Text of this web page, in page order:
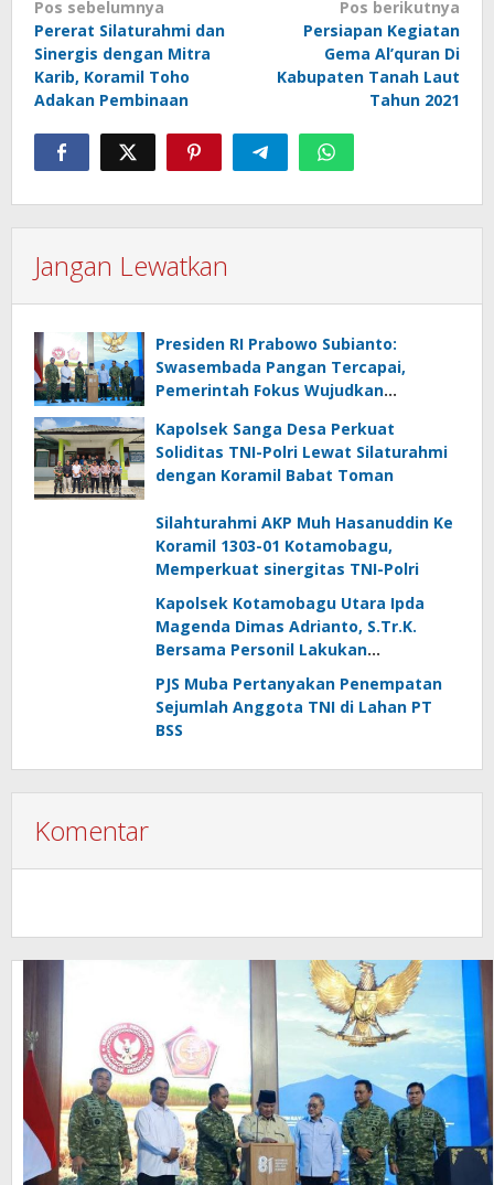
Navigasi
pos
Pos sebelumnya
Pererat Silaturahmi dan
Sinergis dengan Mitra
Karib, Koramil Toho
Adakan Pembinaan
Pos berikutnya
Persiapan Kegiatan
Gema Al’quran Di
Kabupaten Tanah Laut
Tahun 2021
Jangan Lewatkan
Presiden RI Prabowo Subianto:
Swasembada Pangan Tercapai,
Pemerintah Fokus Wujudkan
Kapolsek Sanga Desa Perkuat
Soliditas TNI-Polri Lewat Silaturahmi
dengan Koramil Babat Toman
Silahturahmi AKP Muh Hasanuddin Ke
Koramil 1303-01 Kotamobagu,
Memperkuat sinergitas TNI-Polri
Kapolsek Kotamobagu Utara Ipda
Magenda Dimas Adrianto, S.Tr.K.
Bersama Personil Lakukan
PJS Muba Pertanyakan Penempatan
Sejumlah Anggota TNI di Lahan PT
BSS
Komentar